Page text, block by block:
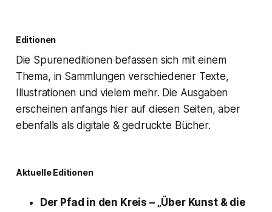
Editionen
Die Spureneditionen befassen sich mit einem
Thema, in Sammlungen verschiedener Texte,
Illustrationen und vielem mehr. Die Ausgaben
erscheinen anfangs hier auf diesen Seiten, aber
ebenfalls als digitale & gedruckte Bücher.
Aktuelle Editionen
Der Pfad in den Kreis – „Über Kunst & die